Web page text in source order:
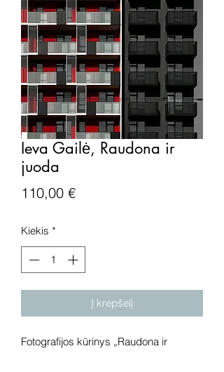
Ieva Gailė, Raudona ir
juoda
110,00 €Price
Kiekis *
Į krepšelį
Fotografijos kūrinys „Raudona ir